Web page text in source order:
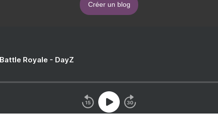
Créer un blog
Royale - DayZ